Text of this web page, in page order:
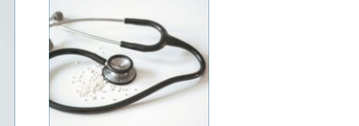
skiss till inflyttn...